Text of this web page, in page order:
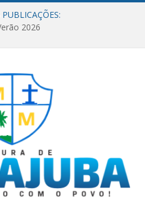
2026